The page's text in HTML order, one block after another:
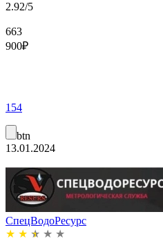
2.92/5
663
900₽
154
btn
13.01.2024
СпецВодоРесурс
★ ★ ★ ★ ★